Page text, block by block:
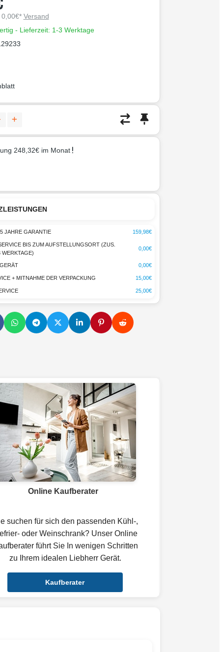
0,00€* Versand
- Lieferzeit: 1-3 Werktage
248,32€ im Monat
JAHRE GARANTIE 159,98€
BIS ZUM AUFSTELLUNGSORT (ZUS.
0,00€
0,00€
+ MITNAHME DER VERPACKUNG 15,00€
25,00€
Online Kaufberater
suchen für sich den passenden Kühl-,
oder Weinschrank? Unser Online
führt Sie In wenigen Schritten
zu Ihrem idealen Liebherr Gerät.
Kaufberater